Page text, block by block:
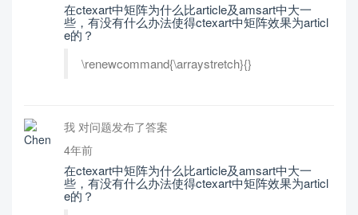
在ctexart中矩阵为什么比article及amsart中大一
些，有没有什么办法使得ctexart中矩阵效果为articl
e的？
\renewcommand{\arraystretch}{}
我 对问题发布了答案
4年前
在ctexart中矩阵为什么比article及amsart中大一
些，有没有什么办法使得ctexart中矩阵效果为articl
e的？